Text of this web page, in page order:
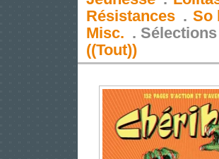
Résistances . So
Misc. . Sélections
((Tout))